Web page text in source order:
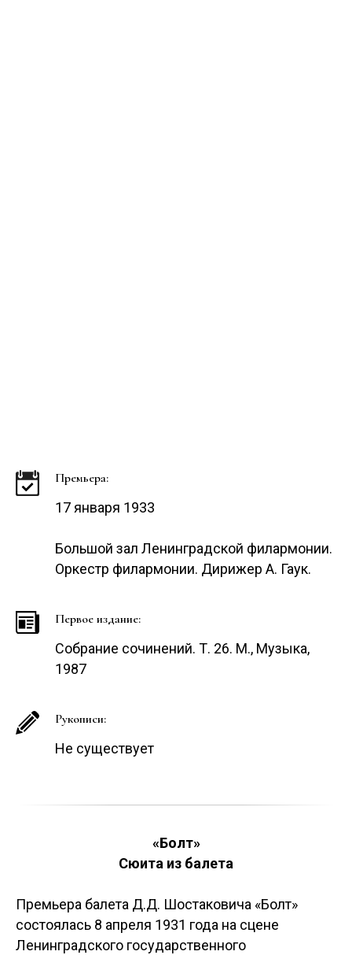
Премьера:
17 января 1933
Большой зал Ленинградской филармонии.
Оркестр филармонии. Дирижер А. Гаук.
Первое издание:
Собрание сочинений. Т. 26. М., Музыка,
1987
Рукописи:
Не существует
«Болт»
Сюита из балета
Премьера балета Д.Д. Шостаковича «Болт»
состоялась 8 апреля 1931 года на сцене
Ленинградского государственного